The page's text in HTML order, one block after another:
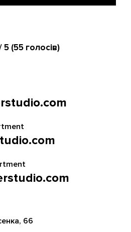
5 (55 голосів)
66